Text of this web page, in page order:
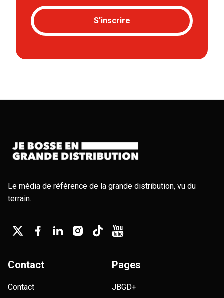
S'inscrire
Le média de référence de la grande distribution, vu du
terrain.
Contact
Contact
Pages
JBGD+